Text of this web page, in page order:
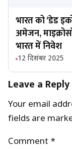
भारत को ‘डेड
अमेजन,
भारत में निवेश
12 दिसंबर 2025
Leave a Reply
Your email
fields are
Comment *